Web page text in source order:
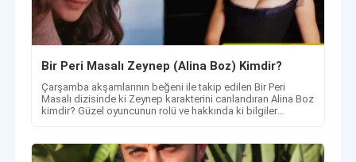
Bir Peri Masalı Zeynep (Alina Boz) Kimdir?
Çarşamba akşamlarının beğeni ile takip edilen Bir Peri
Masalı dizisinde ki Zeynep karakterini canlandıran Alina Boz
kimdir? Güzel oyuncunun rolü ve hakkında ki bilgiler